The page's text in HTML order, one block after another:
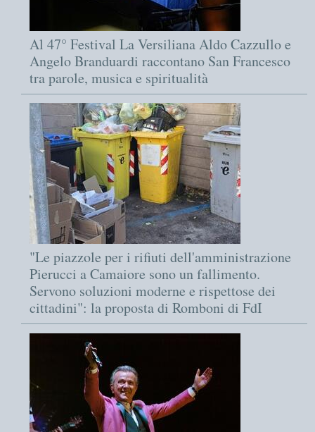
Al 47° Festival La Versiliana Aldo Cazzullo e
Angelo Branduardi raccontano San Francesco
tra parole, musica e spiritualità
"Le piazzole per i rifiuti dell'amministrazione
Pierucci a Camaiore sono un fallimento.
Servono soluzioni moderne e rispettose dei
cittadini": la proposta di Romboni di FdI